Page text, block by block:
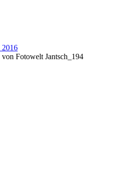
2016
von Fotowelt Jantsch_194